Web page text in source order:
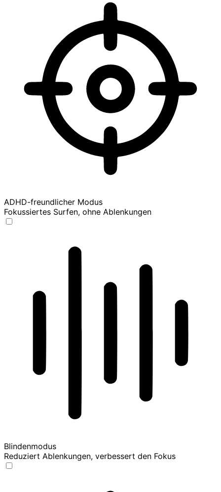
ADHD-freundlicher Modus
Fokussiertes Surfen, ohne Ablenkungen
Blindenmodus
Reduziert Ablenkungen, verbessert den Fokus